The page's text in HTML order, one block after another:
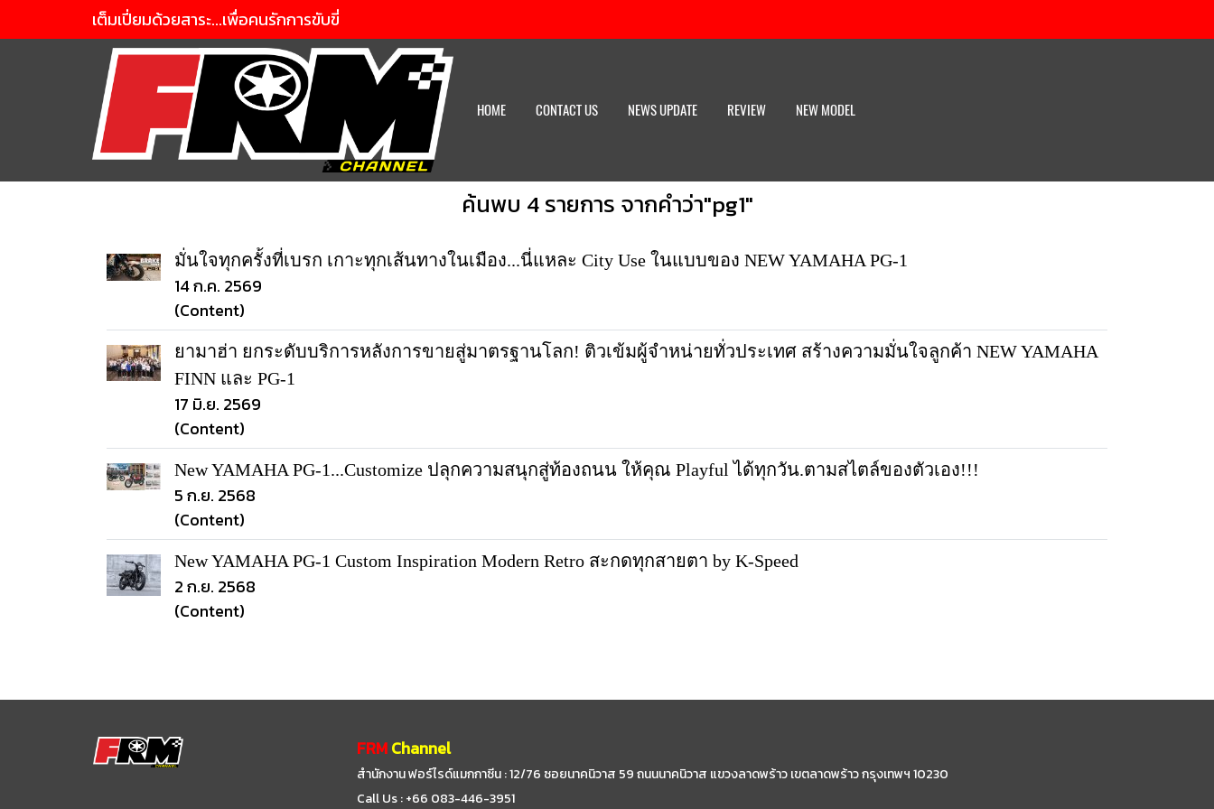
เต็มเปี่ยมด้วยสาระ...เพื่อคนรักการขับขี่
HOME CONTACT US NEWS UPDATE REVIEW NEW MODEL
ค้นพบ 4 รายการ จากคำว่า"pg1"
มั่นใจทุกครั้งที่เบรก เกาะทุกเส้นทางในเมือง...นี่แหละ City Use ในแบบของ NEW YAMAHA PG-1
14 ก.ค. 2569
(Content)
ยามาฮ่า ยกระดับบริการหลังการขายสู่มาตรฐานโลก! ติวเข้มผู้จำหน่ายทั่วประเทศ สร้างความมั่นใจลูกค้า NEW YAMAHA
FINN และ PG-1
17 มิ.ย. 2569
(Content)
New YAMAHA PG-1...Customize ปลุกความสนุกสู่ท้องถนน ให้คุณ Playful ได้ทุกวัน.ตามสไตล์ของตัวเอง!!!
5 ก.ย. 2568
(Content)
New YAMAHA PG-1 Custom Inspiration Modern Retro สะกดทุกสายตา by K-Speed
2 ก.ย. 2568
(Content)
FRM Channel
สำนักงาน ฟอร์ไรด์แมกกาซีน : 12/76 ซอยนาคนิวาส 59ถนนนาคนิวาส แขวงลาดพร้าว เขตลาดพร้าว กรุงเทพฯ 10230
Call Us : +66 083-446-3951